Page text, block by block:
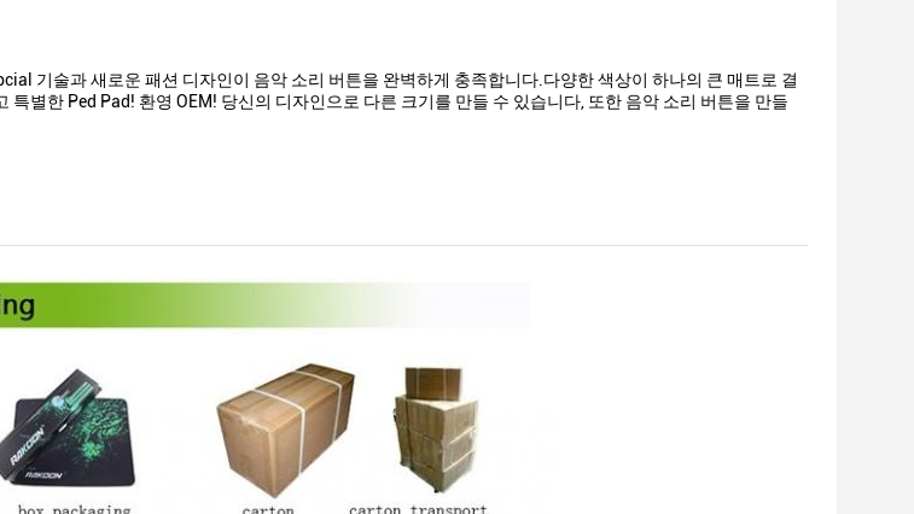
기술과 새로운 패션 디자인이 음악 소리 버튼을 완벽하게 충족합니다.다양한 색상이 하나의 큰 매트로 결
특별한 Ped Pad! 환영 OEM! 당신의 디자인으로 다른 크기를 만들 수 있습니다, 또한 음악 소리 버튼을 만들